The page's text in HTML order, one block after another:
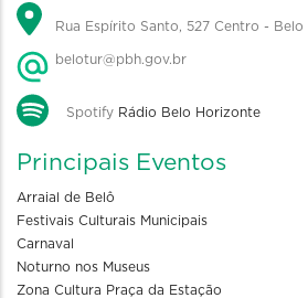
Rua Espírito Santo, 527 Centro - Belo
belotur@pbh.gov.br
Spotify Rádio Belo Horizonte
Principais Eventos
Arraial de Belô
Festivais Culturais Municipais
Carnaval
Noturno nos Museus
Zona Cultura Praça da Estação